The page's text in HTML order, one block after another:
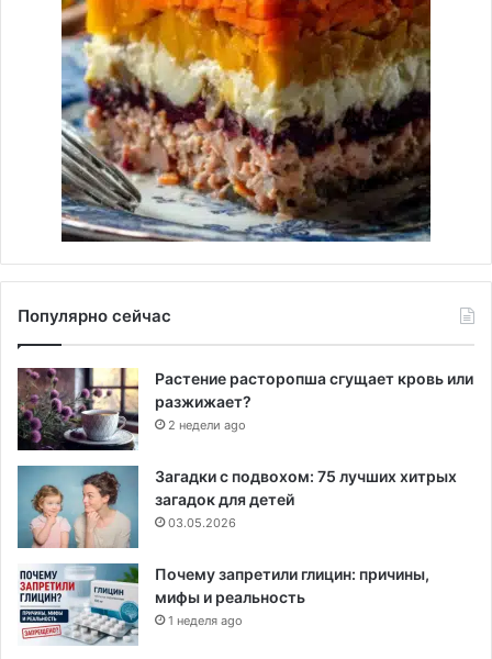
Популярно сейчас
Растение расторопша сгущает кровь или
разжижает?
2 недели ago
Загадки с подвохом: 75 лучших хитрых
загадок для детей
03.05.2026
Почему запретили глицин: причины,
мифы и реальность
1 неделя ago